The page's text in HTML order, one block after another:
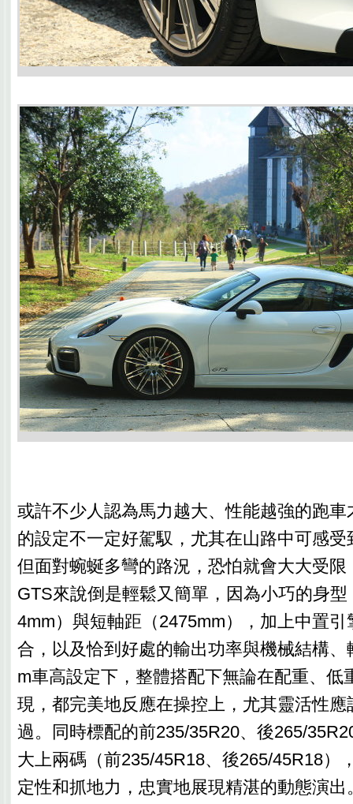
或許不少人認為馬力越大、性能越強的跑
的設定不一定好駕馭，尤其在山路中可感
但面對蜿蜒多彎的路況，恐怕就會大大受限
GTS來說倒是輕鬆又簡單，因為小巧的身
4mm）與短軸距（2475mm），加上中置
合，以及恰到好處的輸出功率與機械結構、
m車高設定下，整體搭配下無論在配重、低
現，都完美地反應在操控上，尤其靈活性
過。同時標配的前235/35R20、後265/
大上兩碼（前235/45R18、後265/45R18）
定性和抓地力，忠實地展現精湛的動態演出